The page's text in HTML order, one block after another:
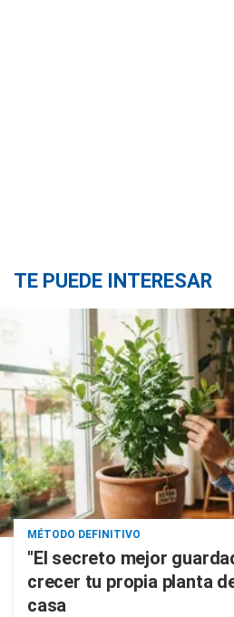
TE PUEDE INTERESAR
MÉTODO DEFINITIVO
"El secreto mejor
crecer tu propia planta
casa